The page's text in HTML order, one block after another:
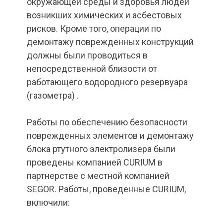
возникших химических и асбестовых
рисков. Кроме того, операции по
демонтажу поврежденных конструкций
должны были проводиться в
непосредственной близости от
работающего водородного резервуара
(газометра) .
Работы по обеспечению безопасности
поврежденных элементов и демонтажу
блока ртутного электролизера были
проведены компанией CURIUM в
партнерстве с местной компанией
SEGOR. Работы, проведенные CURIUM,
включили: